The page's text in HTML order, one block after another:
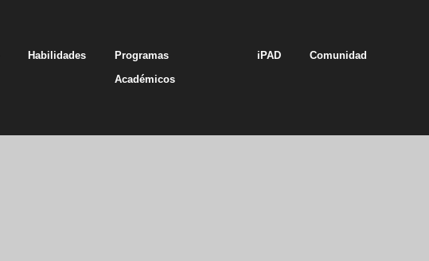
Habilidades
Programas
Académicos
iPAD Comunidad